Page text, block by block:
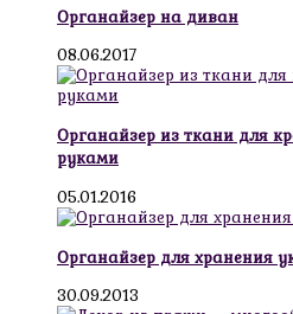
Органайзер на диван
08.06.2017
Органайзер из ткани для
руками
05.01.2016
Органайзер для хранения
30.09.2013